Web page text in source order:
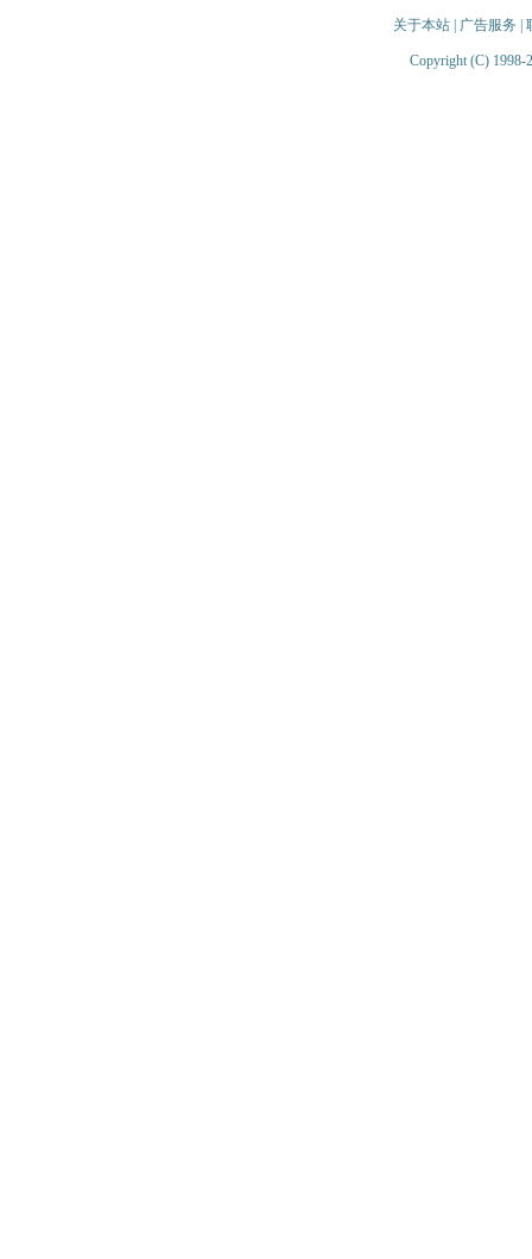
关于本站| 广告服务
Copyright (C) 1998-